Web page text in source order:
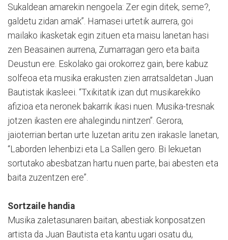
Sukaldean amarekin nengoela: Zer egin ditek, seme?,
galdetu zidan amak”. Hamasei urtetik aurrera, goi
mailako ikasketak egin zituen eta maisu lanetan hasi
zen Beasainen aurrena, Zumarragan gero eta baita
Deustun ere. Eskolako gai orokorrez gain, bere kabuz
solfeoa eta musika erakusten zien arratsaldetan Juan
Bautistak ikasleei. “Txikitatik izan dut musikarekiko
afizioa eta neronek bakarrik ikasi nuen. Musika-tresnak
jotzen ikasten ere ahalegindu nintzen”. Gerora,
jaioterrian bertan urte luzetan aritu zen irakasle lanetan,
“Laborden lehenbizi eta La Sallen gero. Bi lekuetan
sortutako abesbatzan hartu nuen parte, bai abesten eta
baita zuzentzen ere”.
Sortzaile handia
Musika zaletasunaren baitan, abestiak konposatzen
artista da Juan Bautista eta kantu ugari osatu du,